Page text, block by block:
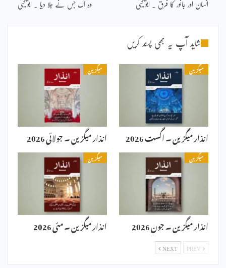
انسان اور جانور کا فرق ۔ ابویحییٰ وہ آگ جس نے جلا دیا ۔ ابویحییٰ
شاید آپ یہ بھی پسند کریں
میگزین
انذار میگزین ۔ اگست 2026
میگزین
انذار میگزین ۔ جولائی 2026
میگزین
انذار میگزین ۔ جون 2026
میگزین
انذار میگزین ۔ مئی 2026
NEXT